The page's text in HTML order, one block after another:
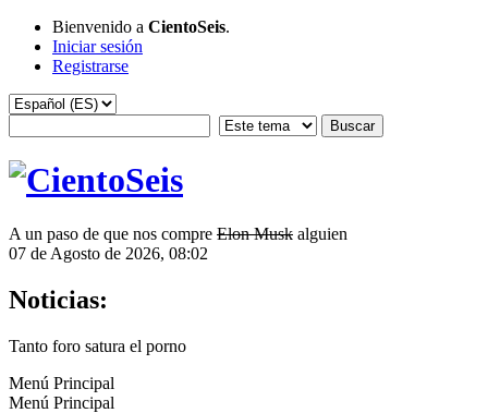
Bienvenido a CientoSeis.
Iniciar sesión
Registrarse
A un paso de que nos compre Elon Musk alguien
07 de Agosto de 2026, 08:02
Noticias:
Tanto foro satura el porno
Menú Principal
Menú Principal